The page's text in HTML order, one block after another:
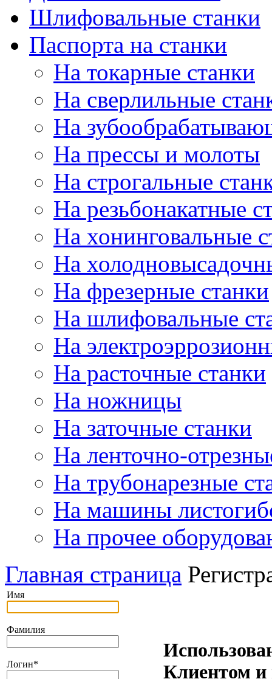
Шлифовальные станки
Паспорта на станки
На токарные станки
На сверлильные
На
На прессы и молоты
На строгальные
На резьбонакатные
На хонинговальные
На
На фрезерные станки
На шлифовальные
На
На расточные станки
На ножницы
На заточные станки
На ленточно-
На трубонарезные
На машины
На прочее
Главная страница
Имя
Фамилия
Логин*
Клиентом и